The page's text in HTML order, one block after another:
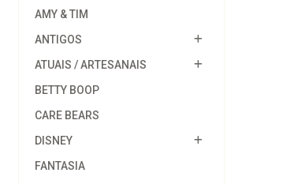
AMY & TIM
ANTIGOS
ATUAIS / ARTESANAIS
BETTY BOOP
CARE BEARS
DISNEY
FANTASIA